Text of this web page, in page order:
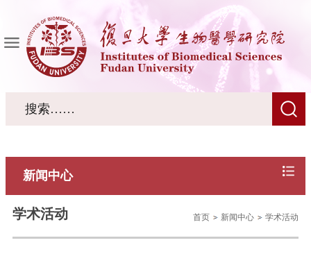
新闻中心
学术活动 首页 新闻中心 学术活动